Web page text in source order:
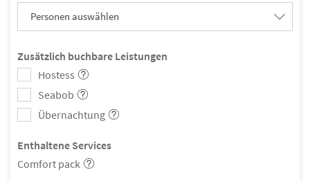
Personen auswählen
Zusätzlich buchbare Leistungen
Hostess
Seabob
Übernachtung
Enthaltene Services
Comfort pack